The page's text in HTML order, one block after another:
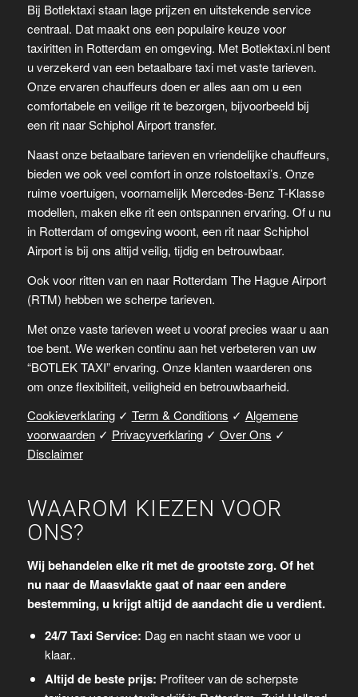
Bij Botlektaxi staan lage prijzen en uitstekende service
centraal. Dat maakt ons een populaire keuze voor
taxiritten in Rotterdam en omgeving. Met Botlektaxi.nl bent
u verzekerd van een betaalbare taxi met vaste tarieven.
Onze ervaren chauffeurs doen er alles aan om u een
comfortabele en veilige rit te bezorgen, bijvoorbeeld bij
een rit naar Schiphol Airport transfer.
Naast onze betaalbare tarieven en vriendelijke chauffeurs,
bieden we ook veel comfort in onze rolstoeltaxi’s. Onze
ruime voertuigen, voornamelijk Mercedes-Benz T-Klasse
modellen, maken elke rit een ontspannen ervaring. Of u nu
in Rotterdam of omgeving woont, een rit naar Schiphol
Airport is bij ons altijd veilig, tijdig en betrouwbaar.
Ook voor ritten van en naar Rotterdam The Hague Airport
(RTM) hebben we scherpe tarieven.
Met onze vaste tarieven weet u vooraf precies waar u aan
toe bent. We werken continu aan het verbeteren van uw
“BOTLEK TAXI” ervaring. Onze klanten waarderen ons
om onze flexibiliteit, veiligheid en betrouwbaarheid.
Cookieverklaring✓ Term & Conditions ✓ Algemene
voorwaarden✓ Privacyverklaring✓ Over Ons ✓
Disclaimer
WAAROM KIEZEN VOOR
ONS?
Wij behandelen elke rit met de grootste zorg. Of het
nu naar de Maasvlakte gaat of naar een andere
bestemming, u krijgt altijd de aandacht die u verdient.
24/7 Taxi Service: Dag en nacht staan we voor u
klaar..
Altijd de beste prijs: Profiteer van de scherpste